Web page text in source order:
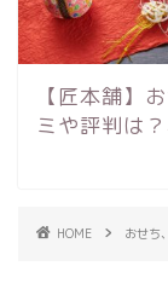
【匠本舗】
ミや評判は
HOME おせち